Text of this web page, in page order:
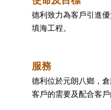
德利致力為客戶引進
填海工程。
服務
德利位於元朗八鄉，
客戶的需要及配合客戶